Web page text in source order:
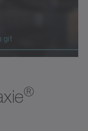
git
®